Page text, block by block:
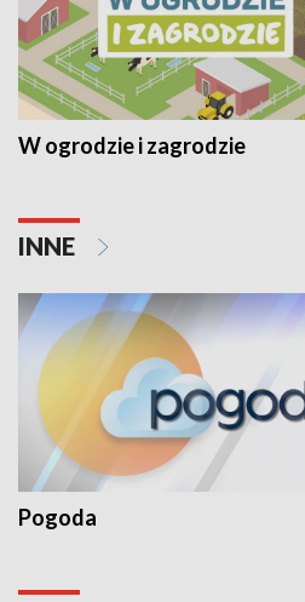
W ogrodzie i zagrodzie
INNE
Pogoda